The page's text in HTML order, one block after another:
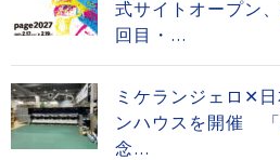
式サイトオープン
回目・...
ミケランジェロ✕
ンハウスを開催
念...